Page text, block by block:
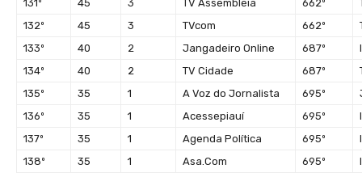
131º
45 3 TV Assembleia 662º
132º
45 3 TVcom 662º
133º
40 2 Jangadeiro Online 687º
134º
40 2 TV Cidade 687º
135º
35 1 A Voz do Jornalista 695º
136º
35 1 Acessepiauí 695º
137º
35 1 Agenda Política 695º
138º
35 1 Asa.Com 695º